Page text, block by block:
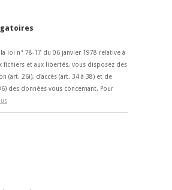
loi n° 78-17 du 06 janvier 1978 relative à
fichiers et aux libertés, vous disposez des
(art. 26i), d'accès (art. 34 à 38) et de
des données vous concernant. Pour